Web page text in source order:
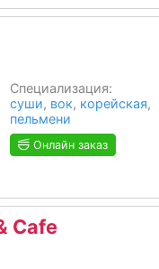
Специализация:
суши, вок, корейская,
пельмени
Онлайн заказ
Cafe